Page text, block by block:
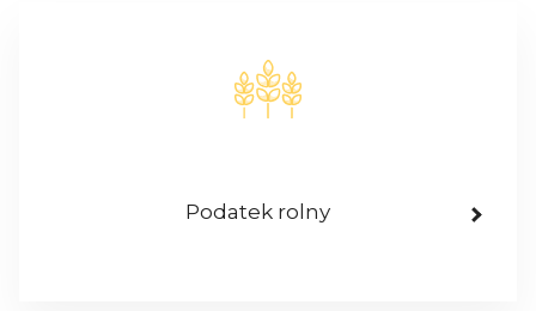
Podatek rolny